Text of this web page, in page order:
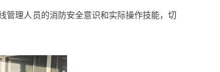
管理人员的消防安全意识和实际操作技能，切